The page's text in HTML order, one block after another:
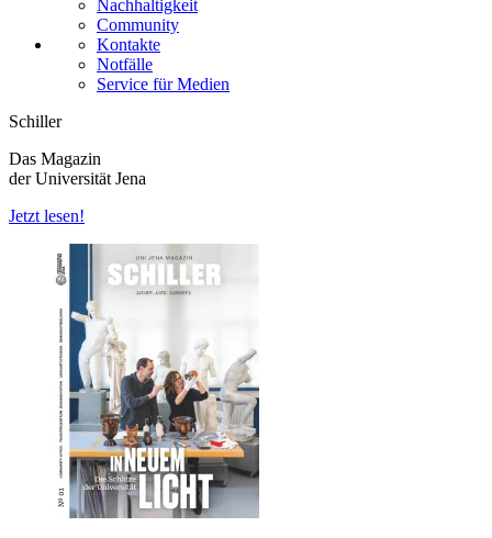
Nachhaltigkeit
Community
Kontakte
Notfälle
Service für Medien
Schiller
Das Magazin
der Universität Jena
Jetzt lesen!